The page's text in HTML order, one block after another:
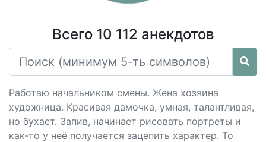
Всего 10 112 анекдотов
Работаю начальником смены. Жена хозяина
художница. Красивая дамочка, умная, талантливая,
но бухает. Запив, начинает рисовать портреты и
как-то у неё получается зацепить характер. То